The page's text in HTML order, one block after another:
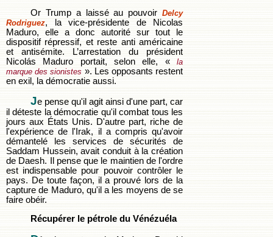
Or Trump a laissé au pouvoir Delcy
Rodriguez, la vice-présidente de Nicolas
Maduro, elle a donc autorité sur tout le
dispositif répressif, et reste anti américaine
et antisémite. L’arrestation du président
Nicolás Maduro portait, selon elle, «la
marque des sionistes ». Les opposants restent
en exil, la démocratie aussi.
Je pense qu'il agit ainsi d'une part, car
il déteste la démocratie qu'il combat tous les
jours aux États Unis. D'autre part, riche de
l'expérience de l'Irak, il a compris qu'avoir
démantelé les services de sécurités de
Saddam Hussein, avait conduit à la création
de Daesh. Il pense que le maintien de l'ordre
est indispensable pour pouvoir contrôler le
pays. De toute façon, il a prouvé lors de la
capture de Maduro, qu'il a les moyens de se
faire obéir.
Récupérer le pétrole du Vénézuéla